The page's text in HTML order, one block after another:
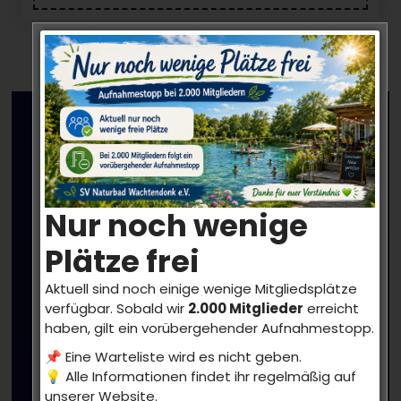
UnsererPartner
Wir bedanken uns für die Unterstützung des SV
Naturbad Wachtendonk e.V.
Püllen
Nur noch wenige
Plätze frei
Aktuell sind noch einige wenige Mitgliedsplätze
verfügbar. Sobald wir 2.000 Mitglieder erreicht
haben, gilt ein vorübergehender Aufnahmestopp.
📌 Eine Warteliste wird es nicht geben.
💡 Alle Informationen findet ihr regelmäßig auf
unserer Website.